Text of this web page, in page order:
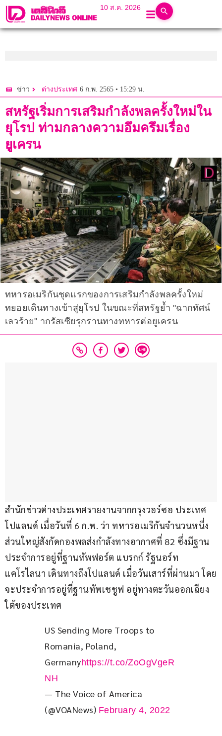
10 ส.ค. 2026
ข่าว ต่างประเทศ 6 ก.พ. 2565 • 15:29 น.
สหรัฐเริ่มการเสริมกำลังพลครั้งใหม่ใน
ยุโรป ท่ามกลางความอึมครึมเรื่อง
ยูเครน
ทหารอเมริกันชุดแรกของการเสริมกำลังพลครั้งใหม่
ทยอยเดินทางเข้าสู่ยุโรป ในขณะที่สหรัฐย้ำ "ฉากทัศน์
เลวร้าย" ากรัสเซียรุกรานทางทหารต่อยูเครน
สำนักข่าวต่างประเทศรายงานจากกรุงวอร์ซอ ประเทศ
โปแลนด์ เมื่อวันที่ 6 ก.พ. ว่า ทหารอเมริกันจำนวนหนึ่ง
ส่วนใหญ่สังกัดกองพลส่งกำลังทางอากาศที่ 82 ซึ่งมีฐาน
ประจำการอยู่ที่ฐานทัพฟอร์ต แบรกก์ รัฐนอร์ท
แคโรไลนา เดินทางถึงโปแลนด์ เมื่อวันเสาร์ที่ผ่านมา โดย
จะประจำการอยู่ที่ฐานทัพเชชูฟ อยู่ทางตะวันออกเฉียง
ใต้ของประเทศ
US Sending More Troops to
Romania, Poland,
Germanyhttps://t.co/ZoOgVgeR
NH
— The Voice of America
(@VOANews) February 4, 2022